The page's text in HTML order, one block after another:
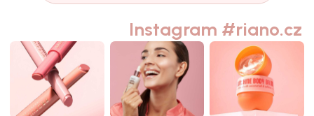
Instagram #riano.cz